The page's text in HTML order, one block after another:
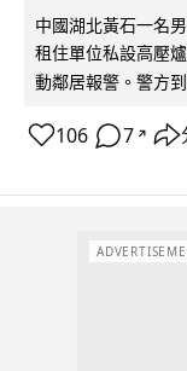
中國湖北黃石一名
租住單位私設高壓
動鄰居報警。警方
106 7 ↗